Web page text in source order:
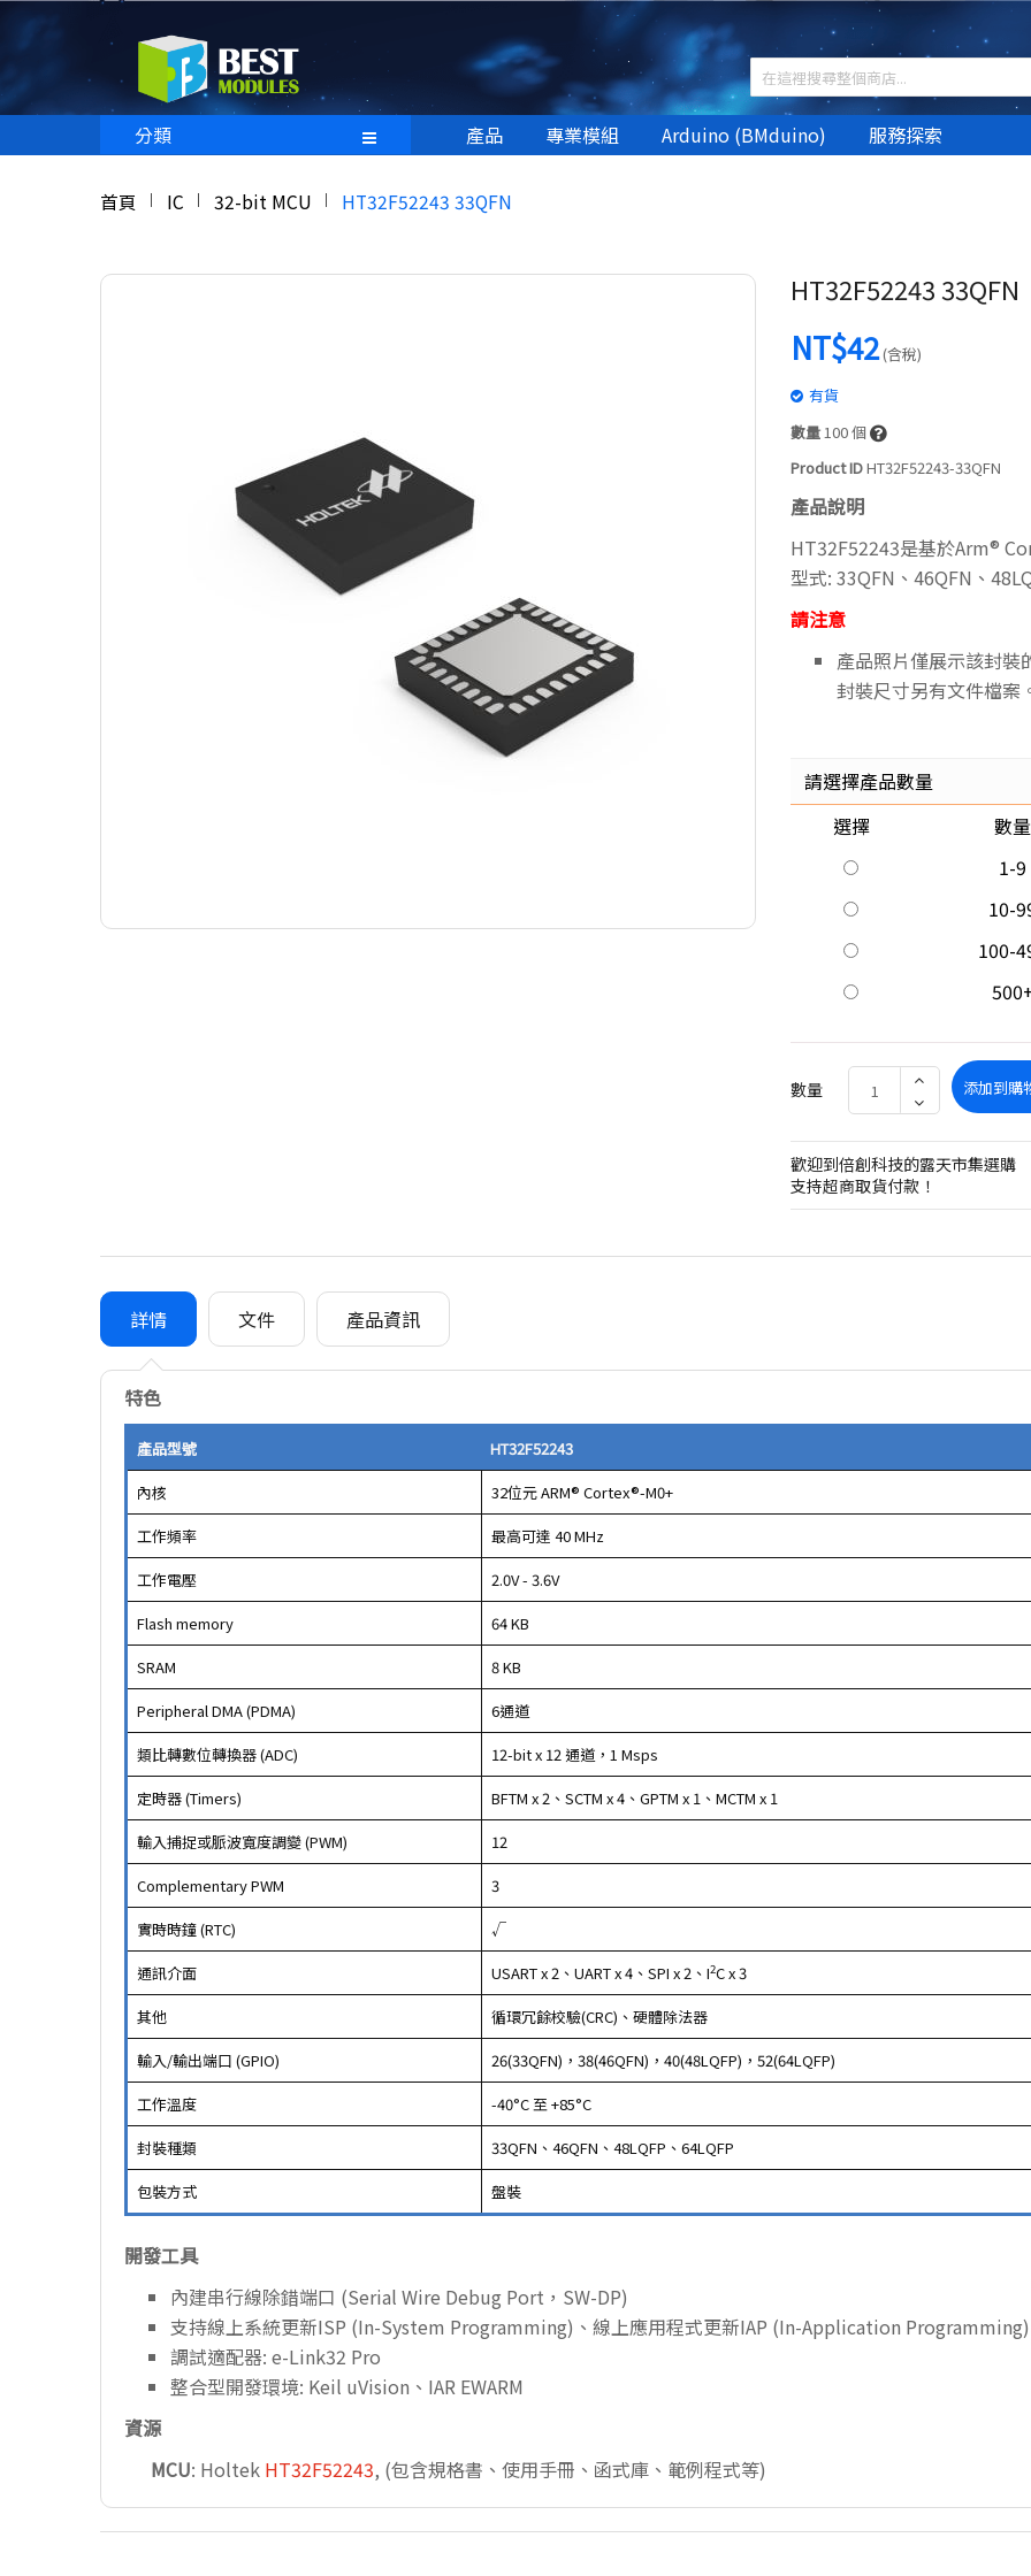
分類 產品 專業模組 Arduino (BMduino) 服務探索
首頁 IC 32-bit MCU HT32F52243 33QFN
HT32F52243 33QFN
NT$42(含稅)
有貨
數量100個
Product IDHT32F52243-33QFN
產品說明
HT32F52243是基於Arm®
型式: 33QFN、46QFN、
請注意
產品照片僅展示該封裝
封裝尺寸另有文件檔案
請選擇產品數量
選擇
數量
1-9
10-
100-
數量 添加到購
歡迎到倍創科技的露天市集選購
支持超商取貨付款！
詳情 文件 產品資訊
特色
產品型號
HT32F52243
內核
32位元 ARM® Cortex®-M0+
工作頻率
最高可達 40 MHz
工作電壓
2.0V - 3.6V
Flash memory
64 KB
SRAM
8 KB
Peripheral DMA (PDMA)
6通道
類比轉數位轉換器 (ADC)
12-bit x 12 通道，1 Msps
定時器 (Timers)
BFTM x 2、SCTM x 4、GPTM x 1、MCTM x 1
輸入捕捉或脈波寬度調變 (PWM)
12
Complementary PWM
3
實時時鐘 (RTC)
√
通訊介面
USART x 2、UART x 4、SPI x 2、I2C x 3
其他
循環冗餘校驗(CRC)、硬體除法器
輸入/輸出端口 (GPIO)
26(33QFN)，38(46QFN)，40(48LQFP)，52(64LQFP)
工作溫度
-40°C 至 +85°C
封裝種類
33QFN、46QFN、48LQFP、64LQFP
包裝方式
盤裝
開發工具
內建串行線除錯端口 (Serial Wire Debug Port，SW-DP)
支持線上系統更新ISP (In-System Programming)、線上應用程式更新IAP (In-Application
調試適配器: e-Link32 Pro
整合型開發環境: Keil uVision、IAR EWARM
資源
MCU: Holtek HT32F52243, (包含規格書、使用手冊、函式庫、範例程式等)